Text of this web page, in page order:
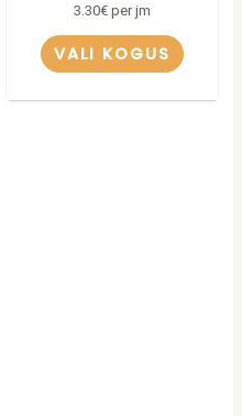
3.30€per jm
VALI KOGUS